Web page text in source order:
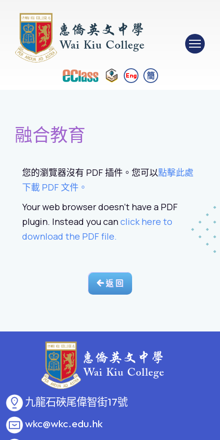
Eng 簡
融合教育
您的瀏覽器沒有 PDF 插件。您可以點擊此處
下載 PDF 文件。
Your web browser doesn't have a PDF
plugin. Instead you canclick here to
download the PDF file.
返 回
九龍石硤尾偉智街17號
wkc@wkc.edu.hk